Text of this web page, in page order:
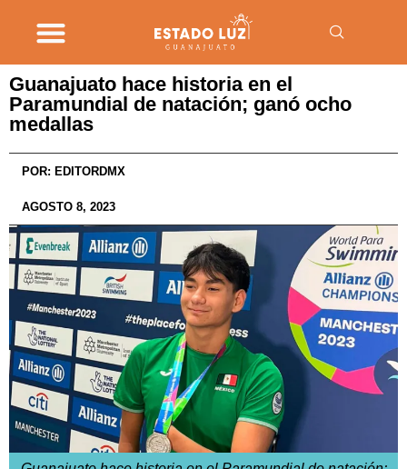
Guanajuato hace historia en el
Paramundial de natación; ganó ocho
medallas
POR: EDITORDMX
AGOSTO 8, 2023